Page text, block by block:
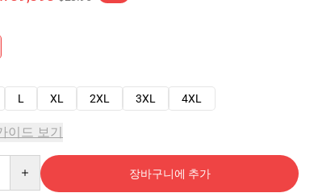
L XL 2XL 3XL 4XL
이드 보기
장바구니에 추가